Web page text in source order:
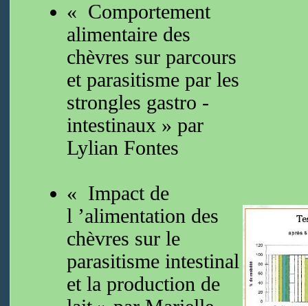
« Comportement
alimentaire des
chèvres sur parcours
et parasitisme par les
strongles gastro -
intestinaux » par
Lylian Fontes
« Impact de
l ’alimentation des
chèvres sur le
parasitisme intestinal
et la production de